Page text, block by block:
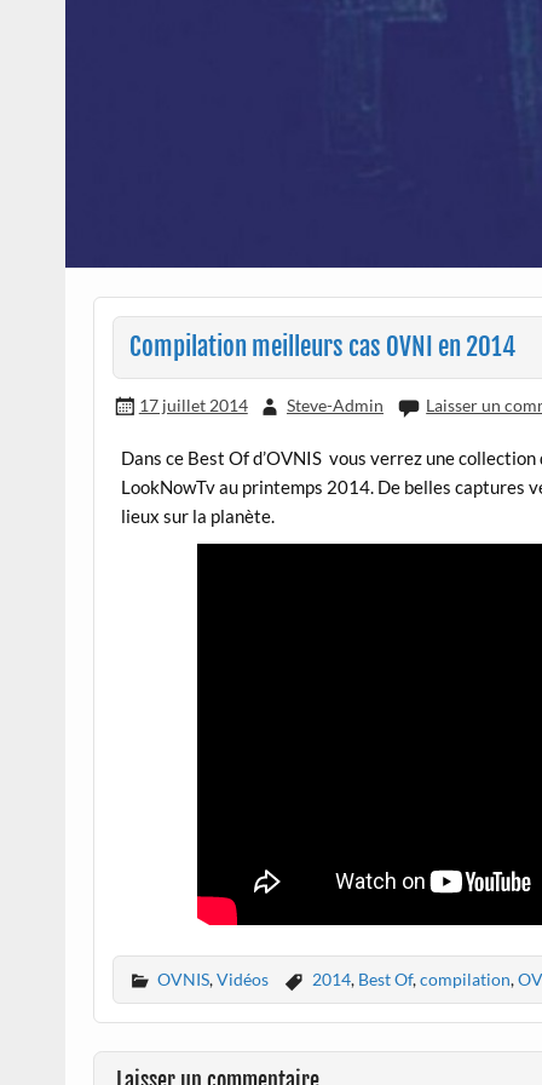
Compilation meilleurs cas OVNI en 2014
17 juillet 2014 Steve-Admin Laisser un
Dans ce Best Of d’OVNIS vous verrez une
LookNowTv au printemps 2014. De belles captures
lieux sur la planète.
OVNIS,Vidéos 2014, Best Of,compilation,